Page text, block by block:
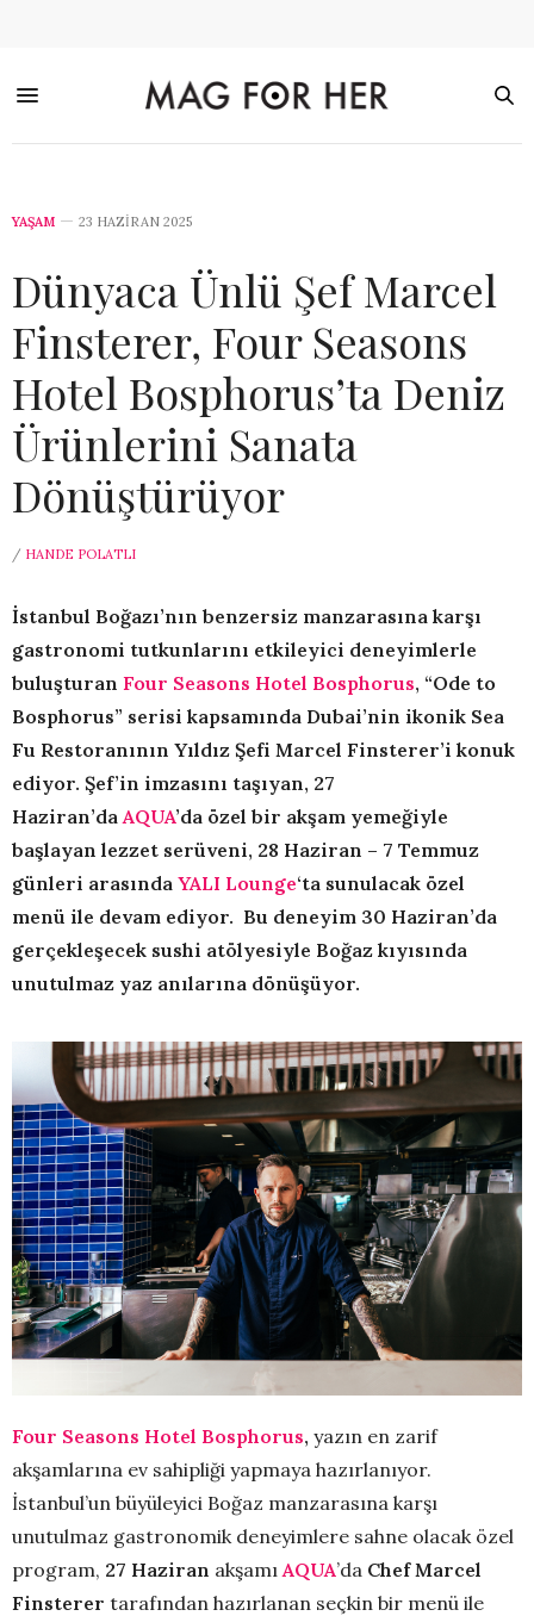
YAŞAM 23 HAZIRAN 2025
Dünyaca Ünlü Şef Marcel
Finsterer, Four Seasons
Hotel Bosphorus’ta Deniz
Ürünlerini Sanata
Dönüştürüyor
/ HANDE POLATLI
İstanbul Boğazı’nın benzersiz manzarasına karşı
gastronomi tutkunlarını etkileyici deneyimlerle
buluşturan Four Seasons Hotel Bosphorus, “Ode to
Bosphorus” serisi kapsamında Dubai’nin ikonik Sea
Fu Restoranının Yıldız Şefi Marcel Finsterer’i konuk
ediyor. Şef’in imzasını taşıyan, 27
Haziran’daAQUA’da özel bir akşam yemeğiyle
başlayan lezzet serüveni, 28 Haziran – 7 Temmuz
günleri arasında YALI Lounge‘ta sunulacak özel
menü ile devam ediyor. Bu deneyim 30 Haziran’da
gerçekleşecek sushi atölyesiyle Boğaz kıyısında
unutulmaz yaz anılarına dönüşüyor.
Four Seasons Hotel Bosphorus, yazın en zarif
akşamlarına ev sahipliği yapmaya hazırlanıyor.
İstanbul’un büyüleyici Boğaz manzarasına karşı
unutulmaz gastronomik deneyimlere sahne olacak özel
program, 27 Haziran akşamı AQUA’da Chef Marcel
Finsterer tarafından hazırlanan seçkin bir menü ile